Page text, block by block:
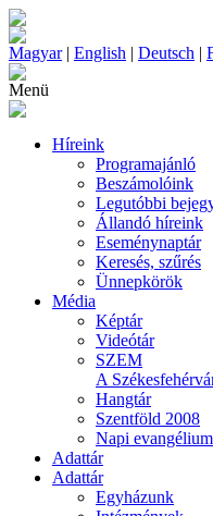
Magyar| English | Deutsch |
Menü
Híreink
Programajánló
Beszámolóink
Legutóbbi
Állandó híreink
Eseménynaptár
Keresés, szűrés
Ünnepkörök
Média
Képtár
Videótár
SZEM
A
Hangtár
Szentföld 2008
Napi evangélium
Adattár
Adattár
Egyházunk